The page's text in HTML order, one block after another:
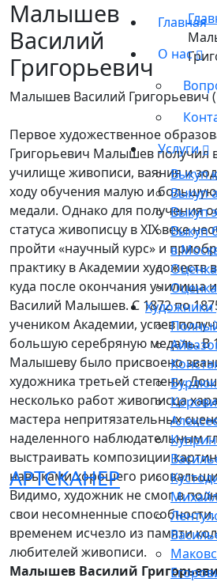
АРТСКАНЕР
Главная
О нас
Услуги
Выкуп
Выкуп
Выкуп
Выкуп
в
Художники
Малышев
Василий
Григорьевич
Малышев Василий Григорьевич
Первое художественное
Григорьевич Малышев получил
училище живописи, ваяния и
ходу обучения малую и
медали. Однако для получения
статуса живописцу в XIX веке
пройти «научный курс» и
практику в Академии художеств
куда после окончания училища
Василий Малышев. С 1872 по
учеником Академии, успев
большую серебряную медаль. В
Малышеву было присвоено
художника третьей степени.
несколько работ живописца
мастера непритязательных
наделенного наблюдательным
выстраивать композиции
навыками хорошего
Видимо, художник не смог в
свои несомненные
временем исчезло из памяти
любителей живописи.
Малышев Василий